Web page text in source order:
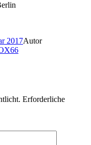
2017Autor
Erforderliche